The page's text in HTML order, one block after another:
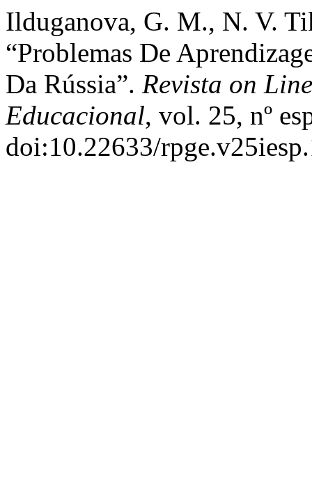
Ilduganova, G. M., N. V.
“Problemas De
Da Rússia”. Revista on
Educacional, vol. 25, nº
doi:10.22633/